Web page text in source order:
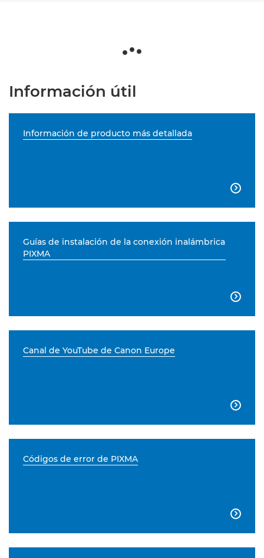
Información útil
Información de producto más detallada

Guías de instalación de la conexión inalámbrica
PIXMA

Canal de YouTube de Canon Europe

Códigos de error de PIXMA
